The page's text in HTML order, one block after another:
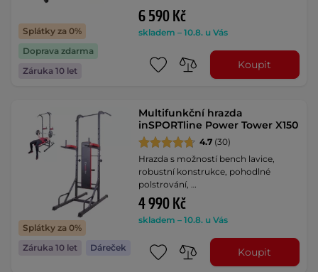
Splátky za 0%
Doprava zdarma
Záruka 10 let
6 590 Kč
skladem – 10.8. u Vás
Koupit
Splátky za 0%
Záruka 10 let
Dáreček
Multifunkční hrazda
inSPORTline Power Tower X150
4.7 (30)
Hrazda s možností bench lavice,
robustní konstrukce, pohodlné
polstrování, …
4 990 Kč
skladem – 10.8. u Vás
Koupit